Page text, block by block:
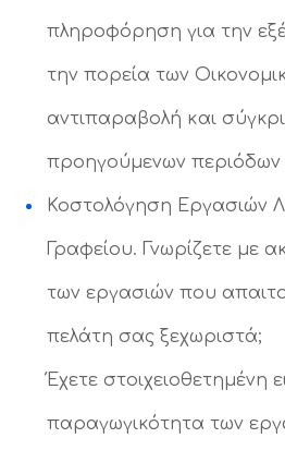
πληροφόρηση για την
την πορεία των
αντιπαραβολή και
προηγούμενων περιόδων
Κοστολόγηση Εργασιών
Γραφείου. Γνωρίζετε με
των εργασιών που
πελάτη σας ξεχωριστά;
Έχετε στοιχειοθετημένη
παραγωγικότητα των